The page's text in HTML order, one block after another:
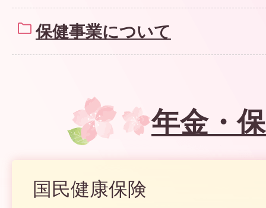
保健事業について
年金・
国民健康保険